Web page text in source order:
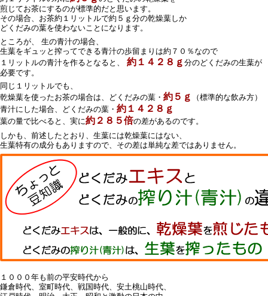
煎じてお茶にするのが標準的だと思います。
その場合、お茶約１リットルで約５ｇ分の乾燥葉しか
どくだみの葉を使わないことになります。
ところが、 生の青汁の場合、
生葉をギュッと搾ってできる青汁の歩留まりは約７０％なので
１リットルの青汁を作るとなると、 約１４２８ｇ 分のどくだみの生葉が
必要です。
同じ１リットルでも、
乾燥葉を使ったお茶の場合は、どくだみの葉・ 約５ｇ
（標準的な飲み方）
青汁にした場合、どくだみの葉・ 約１４２８ｇ
葉の量で比べると、実に約２８５倍の差があるのです。
しかも、前述したとおり、生葉には乾燥葉にはない、
生葉特有の成分もありますので、その差は単純な差ではありません。
１０００年も前の平安時代から
鎌倉時代、室町時代、戦国時代、安土桃山時代、